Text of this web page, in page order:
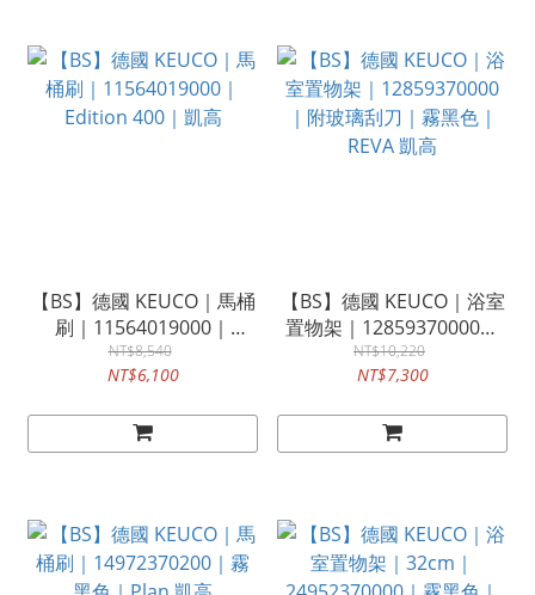
【BS】德國 KEUCO｜馬桶
刷｜11564019000｜
Edition 400｜凱高
NT$8,540
NT$6,100
【BS】德國 KEUCO｜浴室
置物架｜12859370000｜
附玻璃刮刀｜霧黑色｜
REVA 凱高
NT$10,220
NT$7,300